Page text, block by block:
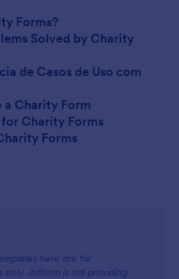
Forms?
Solved by Charity
de Casos de Uso com
Charity Form
for Charity Forms
Forms
here are for
only. Jotform is not providing